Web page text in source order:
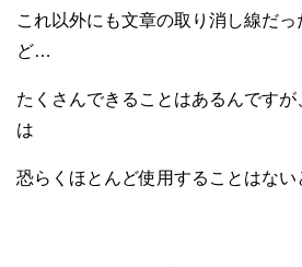
これ以外にも文章の取り消し線だ
ど…
たくさんできることはあるんです
は
恐らくほとんど使用することはない